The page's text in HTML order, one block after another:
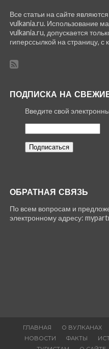
Все статьи на сайте
vulkania.ru. Использование
vulkania.ru, допускается
гиперссылкой на страницу, с
ПОДПИСКА НА
Введите свой
ОБРАТНАЯ СВЯЗЬ
По всем вопросам и
электронному адресу:
ГЛАВНАЯ О ВУЛКАНАХ
НОВОСТИ
ФАКТЫ